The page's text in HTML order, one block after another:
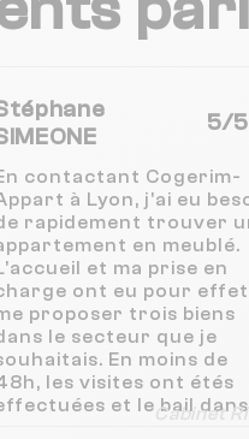
5/5
contactant Cogerim-
à Lyon, j'ai eu
rapidement trouver
en meublé.
et ma prise en
ont eu pour
proposer trois biens
le secteur que je
En moins de
les visites ont étés
et le bailCabinet